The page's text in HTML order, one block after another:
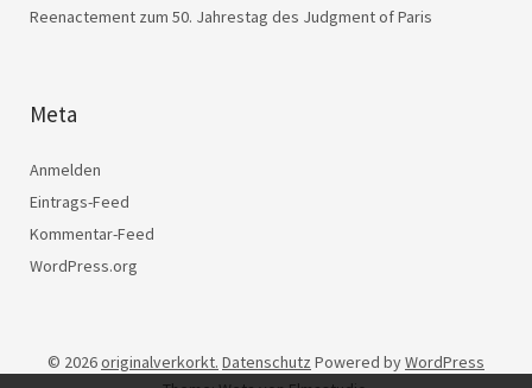
Reenactement zum 50. Jahrestag des Judgment of Paris
Meta
Anmelden
Eintrags-Feed
Kommentar-Feed
WordPress.org
© 2026originalverkorkt. Datenschutz Powered byWordPress